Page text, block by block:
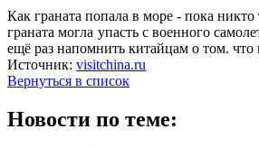
Как граната попала в море - пока
граната могла упасть с военного
ещё раз напомнить китайцам о том.
Источник: visitchina.ru
Вернуться в список
Новости по теме: